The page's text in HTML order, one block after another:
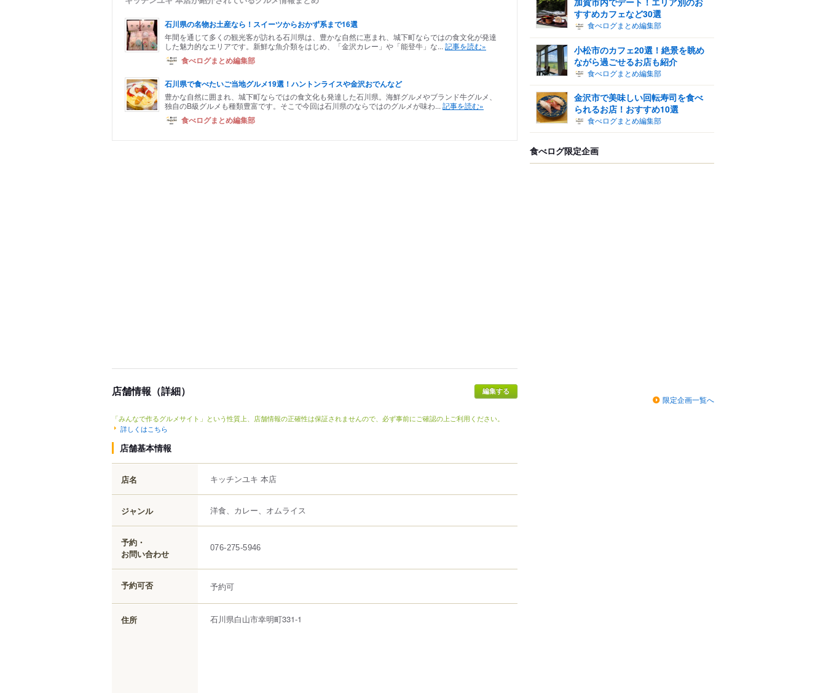
石川県の名物お土産なら！スイーツからおかず系まで16選
年間を通じて多くの観光客が訪れる石川県は、豊かな自然に恵まれ、城下町ならではの食文化が発達
した魅力的なエリアです。新鮮な魚介類をはじめ、「金沢カレー」や「能登牛」な... 記事を読む»
食べログまとめ編集部
石川県で食べたいご当地グルメ19選！ハントンライスや金沢おでんなど
豊かな自然に囲まれ、城下町ならではの食文化も発達した石川県。海鮮グルメやブランド牛グルメ、
独自のB級グルメも種類豊富です。そこで今回は石川県のならではのグルメが味わ... 記事を読む»
食べログまとめ編集部
店舗情報（詳細）
「みんなで作るグルメサイト」という性質上、店舗情報の正確性は保証されませんので、必ず事前にご確認の上ご利用ください。
詳しくはこちら
店舗基本情報
店名 キッチンユキ 本店
ジャンル 洋食、カレー、オムライス
予約・
お問い合わせ
076-275-5946
予約可否 予約可
住所 石川県白山市幸明町331-1
すすめカフェなど30選
食べログまとめ編集部
小松市のカフェ20選！絶景を眺め
ながら過ごせるお店も紹介
食べログまとめ編集部
金沢市で美味しい回転寿司を食べ
られるお店！おすすめ10選
食べログまとめ編集部
食べログ限定企画
限定企画一覧へ